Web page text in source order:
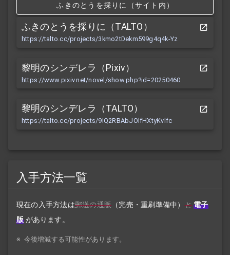
ふきのとうを採りに（サイト内）
ふきのとうを採りに（TALTO）
https://talto.cc/projects/3kmo2tDekm599g4q4k-Yz
黎明のシンデレラ（Pixiv）
https://www.pixiv.net/novel/show.php?id=20250460
黎明のシンデレラ（TALTO）
https://talto.cc/projects/9lQ2RBAbJOlfHXtyKvlfc
入手方法一覧
現在の入手方法は郵送の通販 （完売・重刷準備中）と 電子
版 があります。
※ 今後増減する可能性があります。